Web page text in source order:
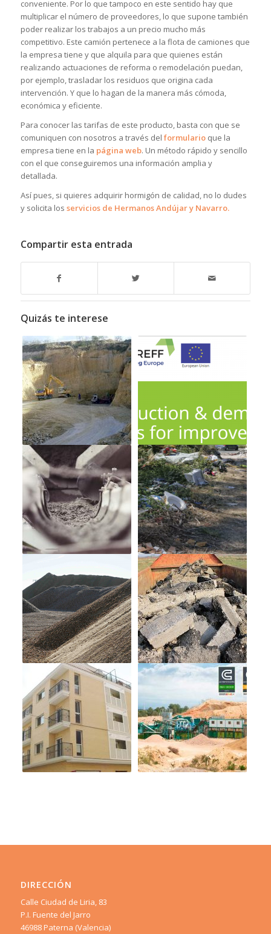
conveniente. Por lo que tampoco en este sentido hay que
multiplicar el número de proveedores, lo que supone también
poder realizar los trabajos a un precio mucho más
competitivo. Este camión pertenece a la flota de camiones que
la empresa tiene y que alquila para que quienes están
realizando actuaciones de reforma o remodelación puedan,
por ejemplo, trasladar los residuos que origina cada
intervención. Y que lo hagan de la manera más cómoda,
económica y eficiente.
Para conocer las tarifas de este producto, basta con que se
comuniquen con nosotros a través del formularioque la
empresa tiene en la página web. Un método rápido y sencillo
con el que conseguiremos una información amplia y
detallada.
Así pues, si quieres adquirir hormigón de calidad, no lo dudes
y solicita los servicios de Hermanos Andújar y Navarro.
Compartir esta entrada
Quizás te interese
DIRECCIÓN
Calle Ciudad de Liria, 83
P.I. Fuente del Jarro
46988 Paterna (Valencia)